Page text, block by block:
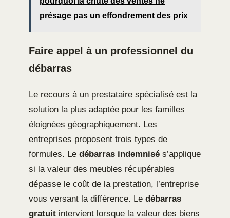
présage pas un effondrement des prix
Faire appel à un professionnel du
débarras
Le recours à un prestataire spécialisé est la
solution la plus adaptée pour les familles
éloignées géographiquement. Les
entreprises proposent trois types de
formules. Le débarras indemnisé s’applique
si la valeur des meubles récupérables
dépasse le coût de la prestation, l’entreprise
vous versant la différence. Le débarras
gratuit intervient lorsque la valeur des biens